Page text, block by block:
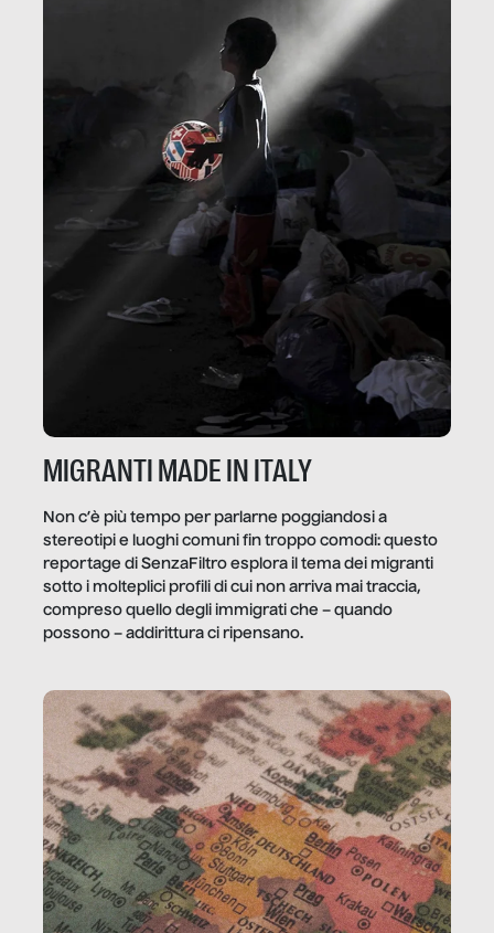
MIGRANTI MADE IN ITALY
Non c’è più tempo per parlarne poggiandosi a
stereotipi e luoghi comuni fin troppo comodi: questo
reportage di SenzaFiltro esplora il tema dei migranti
sotto i molteplici profili di cui non arriva mai traccia,
compreso quello degli immigrati che – quando
possono – addirittura ci ripensano.